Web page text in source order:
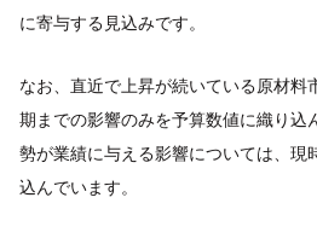
に寄与する見込みです。
なお、直近で上昇が続いている原材料
期までの影響のみを予算数値に織り込
勢が業績に与える影響については、現
込んでいます。